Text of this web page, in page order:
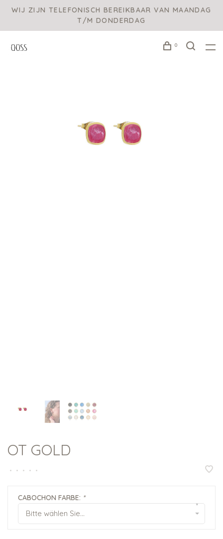
WIJ ZIJN TELEFONISCH BEREIKBAAR VAN MAANDAG
T/M DONDERDAG
0
OT GOLD
• • • • •
CABOCHON FARBE: *
Bitte wählen Sie...
▾